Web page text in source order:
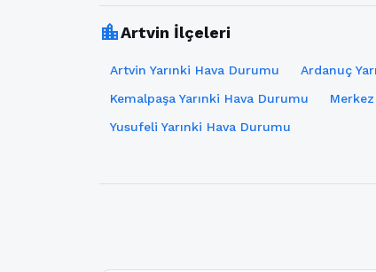
location_cityArtvin İlçeleri
Artvin Yarınki Hava Durumu Ardanuç
Kemalpaşa Yarınki Hava Durumu
Yusufeli Yarınki Hava Durumu